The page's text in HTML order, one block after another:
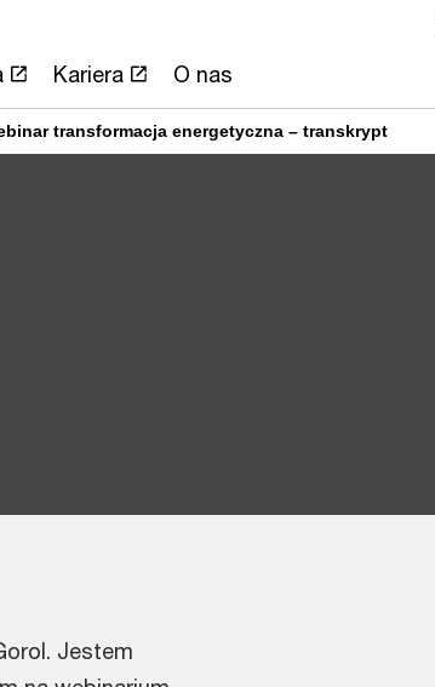
Kariera O nas
transformacja energetyczna – transkrypt
Jestem